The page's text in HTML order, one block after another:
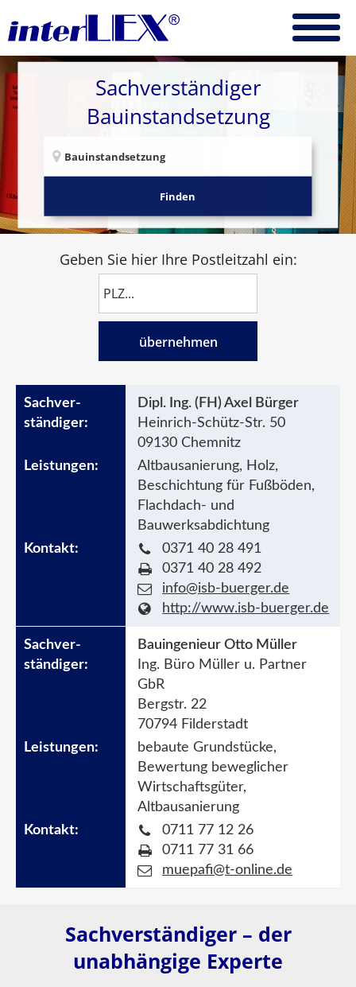
Sachverständiger
Bauinstandsetzung
Finden
Geben Sie hier Ihre Postleitzahl ein:
übernehmen
Dipl. Ing. (FH) Axel Bürger
Heinrich-Schütz-Str. 50
09130 Chemnitz
Altbausanierung, Holz,
Beschichtung für Fußböden,
Flachdach- und
Bauwerksabdichtung
0371 40 28 491
0371 40 28 492
info@isb-buerger.de
http://www.isb-buerger.de
Bauingenieur Otto Müller
Ing. Büro Müller u. Partner
GbR
Bergstr. 22
70794 Filderstadt
bebaute Grundstücke,
Bewertung beweglicher
Wirtschaftsgüter,
Altbausanierung
0711 77 12 26
0711 77 31 66
muepafi@t-online.de
Sachverständiger – der
unabhängige Experte